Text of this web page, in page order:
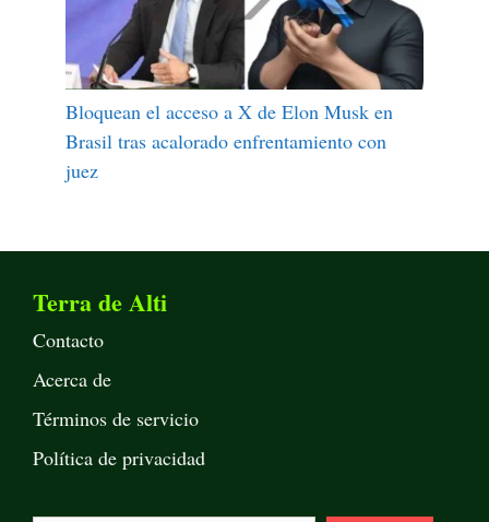
Bloquean el acceso a X de Elon Musk en
Brasil tras acalorado enfrentamiento con
juez
Terra de Alti
Contacto
Acerca de
Términos de servicio
Política de privacidad